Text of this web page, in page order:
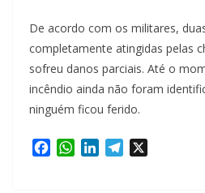
De acordo com os militares,
completamente atingidas pelas
sofreu danos parciais. Até o
incêndio ainda não foram
ninguém ficou ferido.
W